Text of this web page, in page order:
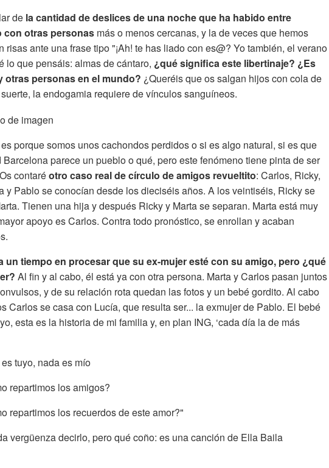
de la cantidad de deslices de una noche que ha habido entre
con otras personas más o menos cercanas, y la de veces que hemos
risas ante una frase tipo "¡Ah! te has liado con es@? Yo también, el verano
lo que pensáis: almas de cántaro, ¿qué significa este libertinaje? ¿Es
otras personas en el mundo? ¿Queréis que os salgan hijos con cola de
la endogamia requiere de vínculos sanguíneos.
porque somos unos cachondos perdidos o si es algo natural, si es que
Barcelona parece un pueblo o qué, pero este fenómeno tiene pinta de ser
contaréotro caso real de círculo de amigos revueltito: Carlos, Ricky,
y Pablo se conocían desde los dieciséis años. A los veintiséis, Ricky se
Tienen una hija y después Ricky y Marta se separan. Marta está muy
apoyo es Carlos. Contra todo pronóstico, se enrollan y acaban
un tiempo en procesar que su ex-mujer esté con su amigo, pero ¿qué
Al fin y al cabo, él está ya con otra persona. Marta y Carlos pasan juntos
y de su relación rota quedan las fotos y un bebé gordito. Al cabo
Carlos se casa con Lucía, que resulta ser... la exmujer de Pablo. El bebé
esta es la historia de mi familia y, en plan ING, ‘cada día la de más
tuyo, nada es mío
repartimos los amigos?
repartimos los recuerdos de este amor?"
vergüenza decirlo, pero qué coño: es una canción de Ella Baila